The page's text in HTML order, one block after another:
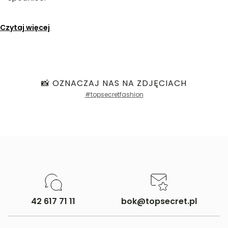
Czytaj więcej
📸 OZNACZAJ NAS NA ZDJĘCIACH
#topsecretfashion
42 617 71 11 bok@topsecret.pl